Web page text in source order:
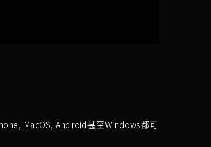
MacOS, Android甚至Windows都可